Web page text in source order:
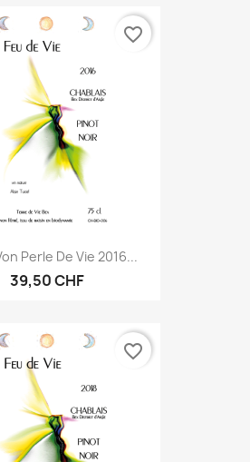
Perle De Vie 2016...
39,50 CHF
favorite_border
favorite_border